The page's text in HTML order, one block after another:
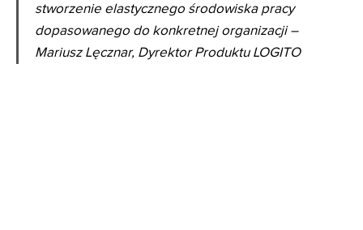
stworzenie elastycznego środowiska pracy
dopasowanego do konkretnej organizacji –
Mariusz Lęcznar, Dyrektor Produktu LOGITO